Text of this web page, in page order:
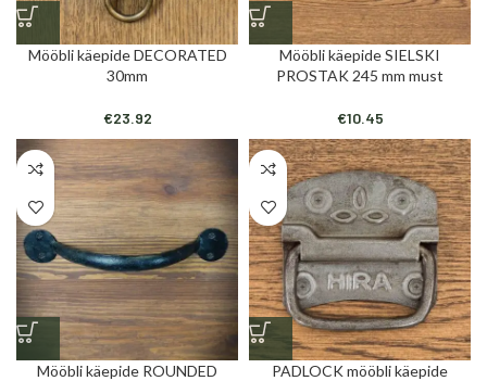
Mööbli käepide DECORATED
30mm
€23.92
Mööbli käepide SIELSKI
PROSTAK 245 mm must
€10.45
Mööbli käepide ROUNDED
PADLOCK mööbli käepide